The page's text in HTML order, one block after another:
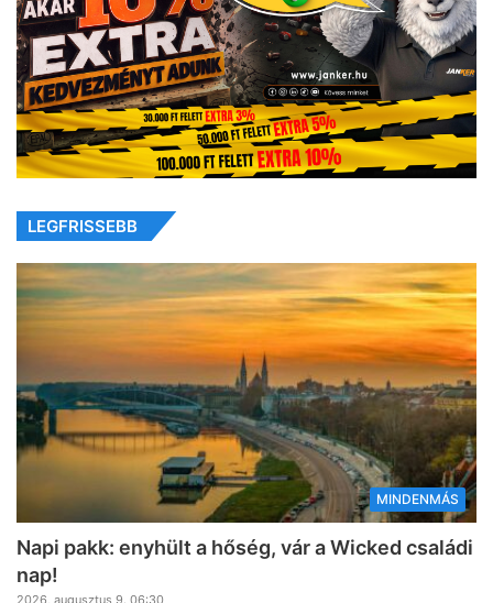
LEGFRISSEBB
MINDENMÁS
Napi pakk: enyhült a hőség, vár a Wicked családi
nap!
2026, augusztus 9. 06:30